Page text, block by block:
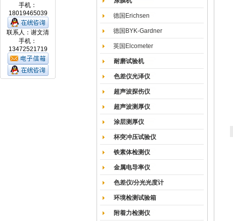
手机：
18019465039
联系人：谢文清
手机：
13472521719
德国Erichsen
德国BYK-Gardner
英国Elcometer
耐磨试验机
色差仪光泽仪
超声波探伤仪
超声波测厚仪
涂层测厚仪
杯突冲压试验仪
铁素体检测仪
金属电导率仪
色差仪/分光光度计
环境检测试验箱
附着力检测仪